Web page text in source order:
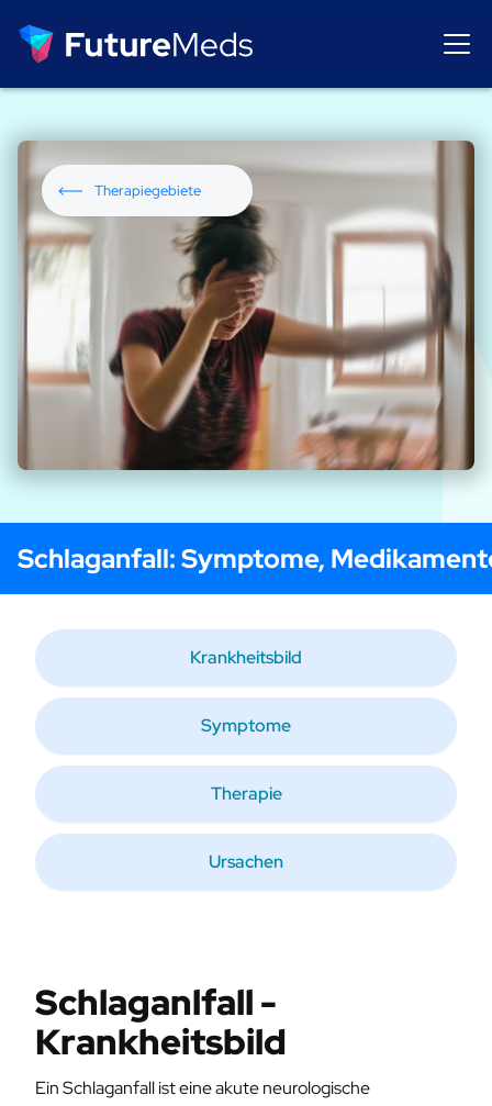
Therapiegebiete
Schlaganfall: Symptome,
Krankheitsbild
Symptome
Therapie
Ursachen
Schlaganlfall -
Krankheitsbild
Ein Schlaganfall ist eine akute neurologische